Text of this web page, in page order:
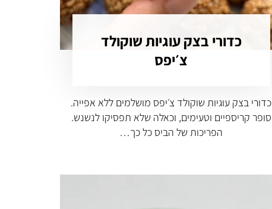
כדורי בצק עוגיות שוקולד
צ׳יפס
כדורי בצק עוגיות שוקולד צ׳יפס מושלמים ללא אפייה.
סופר קריספיים וטעימים, וכאלה שלא תפסיקו לנשנש.
הפריכות של הביס כל כך…